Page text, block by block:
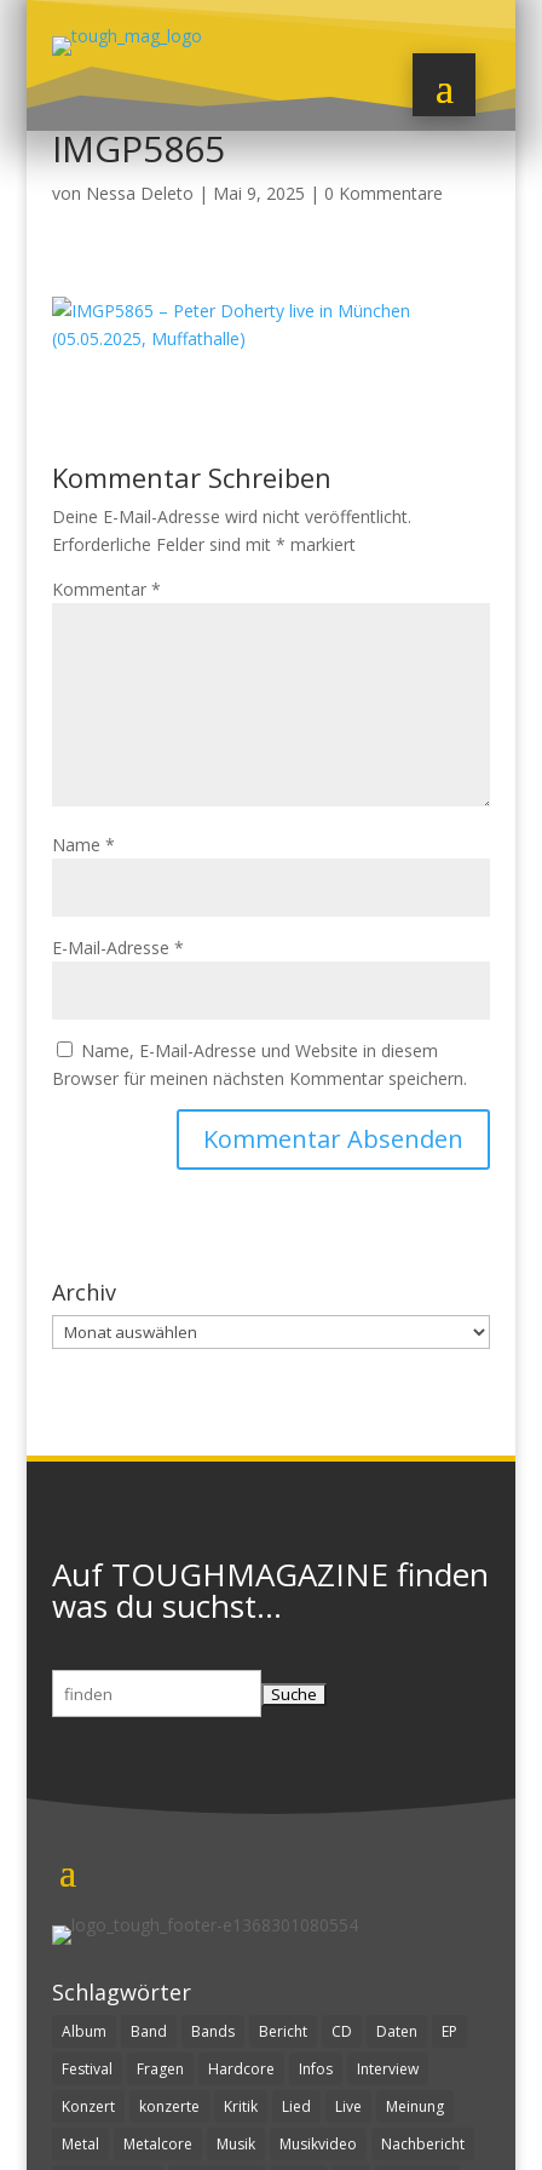
IMGP5865
von Nessa Deleto | Mai 9, 2025 | 0 Kommentare
Kommentar Schreiben
Deine E-Mail-Adresse wird nicht veröffentlicht.
Erforderliche Felder sind mit * markiert
Kommentar *
Name *
E-Mail-Adresse *
Name, E-Mail-Adresse und Website in diesem
Browser für meinen nächsten Kommentar speichern.
Archiv
Archiv
Auf TOUGHMAGAZINE finden
was du suchst...
Suchen
nach:
Schlagwörter
Album Band Bands Bericht CD Daten
EP
Festival
Fragen Hardcore Infos
Interview
Konzert
konzerte Kritik Lied Live
Meinung
Metal
Metalcore Musik Musikvideo Nachbericht